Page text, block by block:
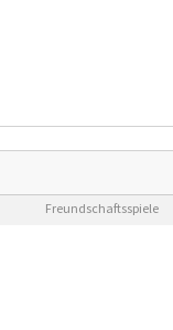
Freundschaftsspiele